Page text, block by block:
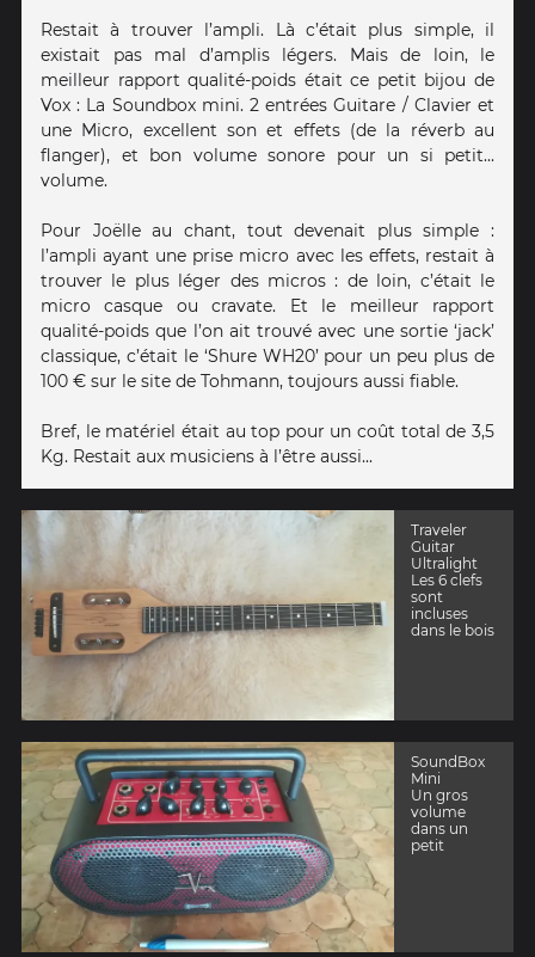
Restait à trouver l’ampli. Là c’était plus simple, il
existait pas mal d’amplis légers. Mais de loin, le
meilleur rapport qualité-poids était ce petit bijou de
Vox : La Soundbox mini. 2 entrées Guitare / Clavier et
une Micro, excellent son et effets (de la réverb au
flanger), et bon volume sonore pour un si petit...
volume.
Pour Joëlle au chant, tout devenait plus simple :
l’ampli ayant une prise micro avec les effets, restait à
trouver le plus léger des micros : de loin, c’était le
micro casque ou cravate. Et le meilleur rapport
qualité-poids que l’on ait trouvé avec une sortie ‘jack’
classique, c’était le ‘Shure WH20’ pour un peu plus de
100 € sur le site de Tohmann, toujours aussi fiable.
Bref, le matériel était au top pour un coût total de 3,5
Kg. Restait aux musiciens à l’être aussi...
Traveler
Guitar
Ultralight
Les 6 clefs
sont
incluses
dans le bois
SoundBox
Mini
Un gros
volume
dans un
petit